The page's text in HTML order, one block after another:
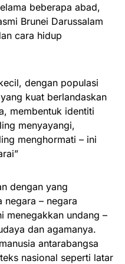
beberapa abad,
Brunei Darussalam
cara hidup
dengan populasi
kuat berlandaskan
membentuk identiti
menyayangi,
menghormati – ini
dengan yang
negara – negara
menegakkan undang –
dan agamanya.
antarabangsa
nasional seperti latar